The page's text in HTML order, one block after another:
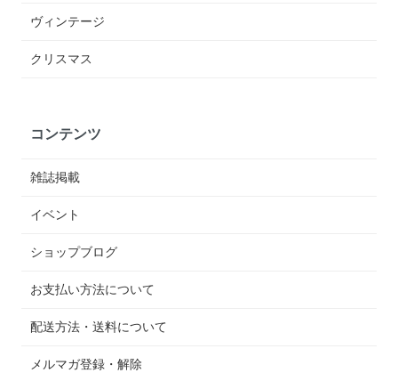
ヴィンテージ
クリスマス
コンテンツ
雑誌掲載
イベント
ショップブログ
お支払い方法について
配送方法・送料について
メルマガ登録・解除